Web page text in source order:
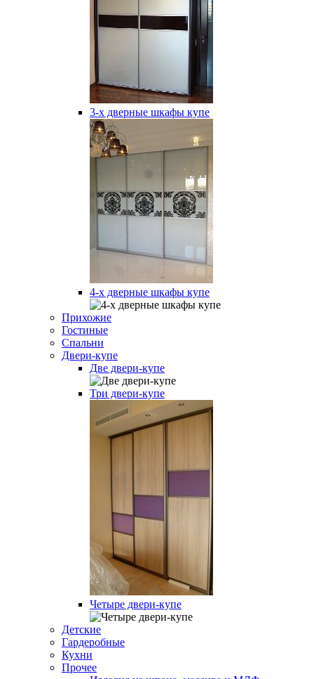
3-х дверные шкафы купе
4-х дверные шкафы купе
Прихожие
Гостиные
Спальни
Двери-купе
Две двери-купе
Три двери-купе
Четыре двери-купе
Детские
Гардеробные
Кухни
Прочее